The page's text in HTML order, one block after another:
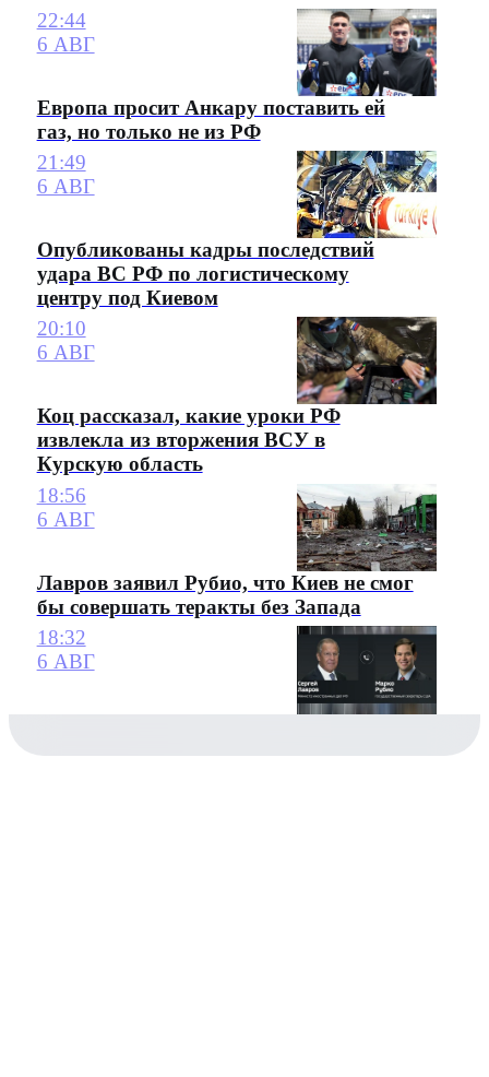
22:44
6 АВГ
Европа просит Анкару поставить ей
газ, но только не из РФ
21:49
6 АВГ
Опубликованы кадры последствий
удара ВС РФ по логистическому
центру под Киевом
20:10
6 АВГ
Коц рассказал, какие уроки РФ
извлекла из вторжения ВСУ в
Курскую область
18:56
6 АВГ
Лавров заявил Рубио, что Киев не смог
бы совершать теракты без Запада
18:32
6 АВГ